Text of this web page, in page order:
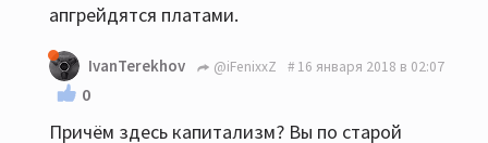
апгрейдятся платами.
IvanTerekhov @iFenixxZ 16 января 2018 в 02:07
0
Причём здесь капитализм? Вы по старой